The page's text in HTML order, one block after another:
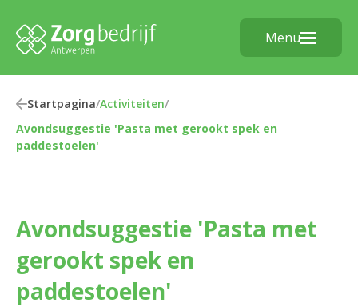
Menu
Startpagina/Activiteiten/
Avondsuggestie 'Pasta met gerookt spek en
paddestoelen'
Avondsuggestie 'Pasta met
gerookt spek en
paddestoelen'